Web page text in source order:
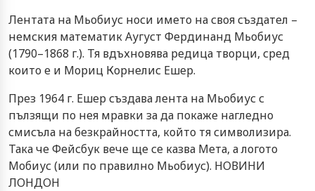
Лентата на Мьобиус носи името на своя създател –
немския математик Аугуст Фердинанд Мьобиус
(1790–1868 г.). Тя вдъхновява редица творци, сред
които е и Мориц Корнелис Ешер.
През 1964 г. Ешер създава лента на Мьобиус с
пълзящи по нея мравки за да покаже нагледно
смисъла на безкрайността, който тя символизира.
Така че Фейсбук вече ще се казва Мета, а логото
Мобиус (или по правилно Мьобиус). НОВИНИ
ЛОНДОН